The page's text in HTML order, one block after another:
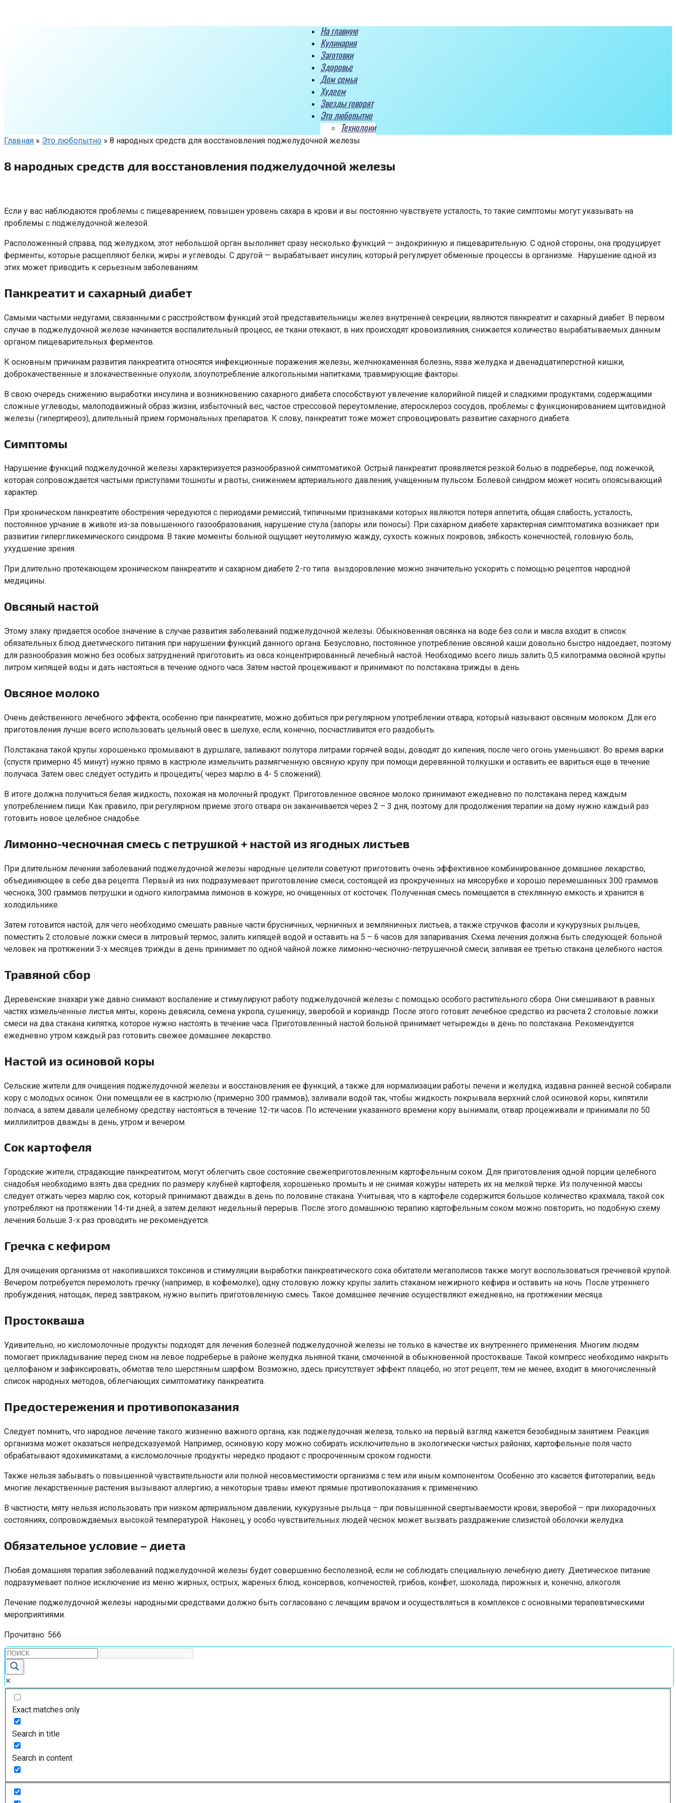
На главную
Кулинария
Заготовки
Здоровье
Дом семья
Худеем
Звезды говорят
Это любопытно
Технолоии
Главная » Это любопытно » 8 народных средств для восстановления поджелудочной железы
8 народных средств для восстановления поджелудочной железы
Если у вас наблюдаются проблемы с пищеварением, повышен уровень сахара в крови и вы постоянно чувствуете усталость, то такие симптомы могут указывать на
проблемы с поджелудочной железой.
Расположенный справа, под желудком, этот небольшой орган выполняет сразу несколько функций — эндокринную и пищеварительную. С одной стороны, она продуцирует
ферменты, которые расщепляют белки, жиры и углеводы. С другой — вырабатывает инсулин, который регулирует обменные процессы в организме. Нарушение одной из
этих может приводить к серьезным заболеваниям.
Панкреатит и сахарный диабет
Самыми частыми недугами, связанными с расстройством функций этой представительницы желез внутренней секреции, являются панкреатит и сахарный диабет. В первом
случае в поджелудочной железе начинается воспалительный процесс, ее ткани отекают, в них происходят кровоизлияния, снижается количество вырабатываемых данным
органом пищеварительных ферментов.
К основным причинам развития панкреатита относятся инфекционные поражения железы, желчнокаменная болезнь, язва желудка и двенадцатиперстной кишки,
доброкачественные и злокачественные опухоли, злоупотребление алкогольными напитками, травмирующие факторы.
В свою очередь снижению выработки инсулина и возникновению сахарного диабета способствуют увлечение калорийной пищей и сладкими продуктами, содержащими
сложные углеводы, малоподвижный образ жизни, избыточный вес, частое стрессовой переутомление, атеросклероз сосудов, проблемы с функционированием щитовидной
железы (гипертиреоз), длительный прием гормональных препаратов. К слову, панкреатит тоже может спровоцировать развитие сахарного диабета.
Симптомы
Нарушение функций поджелудочной железы характеризуется разнообразной симптоматикой. Острый панкреатит проявляется резкой болью в подреберье, под ложечкой,
которая сопровождается частыми приступами тошноты и рвоты, снижением артериального давления, учащенным пульсом. Болевой синдром может носить опоясывающий
характер.
При хроническом панкреатите обострения чередуются с периодами ремиссий, типичными признаками которых являются потеря аппетита, общая слабость, усталость,
постоянное урчание в животе из-за повышенного газообразования, нарушение стула (запоры или поносы). При сахарном диабете характерная симптоматика возникает при
развитии гипергликемического синдрома. В такие моменты больной ощущает неутолимую жажду, сухость кожных покровов, зябкость конечностей, головную боль,
ухудшение зрения.
При длительно протекающем хроническом панкреатите и сахарном диабете 2-го типа выздоровление можно значительно ускорить с помощью рецептов народной
медицины.
Овсяный настой
Этому злаку придается особое значение в случае развития заболеваний поджелудочной железы. Обыкновенная овсянка на воде без соли и масла входит в список
обязательных блюд диетического питания при нарушении функций данного органа. Безусловно, постоянное употребление овсяной каши довольно быстро надоедает, поэтому
для разнообразия можно без особых затруднений приготовить из овса концентрированный лечебный настой. Необходимо всего лишь залить 0,5 килограмма овсяной крупы
литром кипящей воды и дать настояться в течение одного часа. Затем настой процеживают и принимают по полстакана трижды в день.
Овсяное молоко
Очень действенного лечебного эффекта, особенно при панкреатите, можно добиться при регулярном употреблении отвара, который называют овсяным молоком. Для его
приготовления лучше всего использовать цельный овес в шелухе, если, конечно, посчастливится его раздобыть.
Полстакана такой крупы хорошенько промывают в дуршлаге, заливают полутора литрами горячей воды, доводят до кипения, после чего огонь уменьшают. Во время варки
(спустя примерно 45 минут) нужно прямо в кастрюле измельчить размягченную овсяную крупу при помощи деревянной толкушки и оставить ее вариться еще в течение
получаса. Затем овес следует остудить и процедить( через марлю в 4- 5 сложений).
В итоге должна получиться белая жидкость, похожая на молочный продукт. Приготовленное овсяное молоко принимают ежедневно по полстакана перед каждым
употреблением пищи. Как правило, при регулярном приеме этого отвара он заканчивается через 2 – 3 дня, поэтому для продолжения терапии на дому нужно каждый раз
готовить новое целебное снадобье.
Лимонно-чесночная смесь с петрушкой + настой из ягодных листьев
При длительном лечении заболеваний поджелудочной железы народные целители советуют приготовить очень эффективное комбинированное домашнее лекарство,
объединяющее в себе два рецепта. Первый из них подразумевает приготовление смеси, состоящей из прокрученных на мясорубке и хорошо перемешанных 300 граммов
чеснока, 300 граммов петрушки и одного килограмма лимонов в кожуре, но очищенных от косточек. Полученная смесь помещается в стеклянную емкость и хранится в
холодильнике.
Затем готовится настой, для чего необходимо смешать равные части брусничных, черничных и земляничных листьев, а также стручков фасоли и кукурузных рыльцев,
поместить 2 столовые ложки смеси в литровый термос, залить кипящей водой и оставить на 5 – 6 часов для запаривания. Схема лечения должна быть следующей: больной
человек на протяжении 3-х месяцев трижды в день принимает по одной чайной ложке лимонно-чесночно-петрушечной смеси, запивая ее третью стакана целебного настоя.
Травяной сбор
Деревенские знахари уже давно снимают воспаление и стимулируют работу поджелудочной железы с помощью особого растительного сбора. Они смешивают в равных
частях измельченные листья мяты, корень девясила, семена укропа, сушеницу, зверобой и кориандр. После этого готовят лечебное средство из расчета 2 столовые ложки
смеси на два стакана кипятка, которое нужно настоять в течение часа. Приготовленный настой больной принимает четырежды в день по полстакана. Рекомендуется
ежедневно утром каждый раз готовить свежее домашнее лекарство.
Настой из осиновой коры
Сельские жители для очищения поджелудочной железы и восстановления ее функций, а также для нормализации работы печени и желудка, издавна ранней весной собирали
кору с молодых осинок. Они помещали ее в кастрюлю (примерно 300 граммов), заливали водой так, чтобы жидкость покрывала верхний слой осиновой коры, кипятили
полчаса, а затем давали целебному средству настояться в течение 12-ти часов. По истечении указанного времени кору вынимали, отвар процеживали и принимали по 50
миллилитров дважды в день, утром и вечером.
Сок картофеля
Городские жители, страдающие панкреатитом, могут облегчить свое состояние свежеприготовленным картофельным соком. Для приготовления одной порции целебного
снадобья необходимо взять два средних по размеру клубней картофеля, хорошенько промыть и не снимая кожуры натереть их на мелкой терке. Из полученной массы
следует отжать через марлю сок, который принимают дважды в день по половине стакана. Учитывая, что в картофеле содержится большое количество крахмала, такой сок
употребляют на протяжении 14-ти дней, а затем делают недельный перерыв. После этого домашнюю терапию картофельным соком можно повторить, но подобную схему
лечения больше 3-х раз проводить не рекомендуется.
Гречка с кефиром
Для очищения организма от накопившихся токсинов и стимуляции выработки панкреатического сока обитатели мегаполисов также могут воспользоваться гречневой крупой.
Вечером потребуется перемолоть гречку (например, в кофемолке), одну столовую ложку крупы залить стаканом нежирного кефира и оставить на ночь. После утреннего
пробуждения, натощак, перед завтраком, нужно выпить приготовленную смесь. Такое домашнее лечение осуществляют ежедневно, на протяжении месяца.
Простокваша
Удивительно, но кисломолочные продукты подходят для лечения болезней поджелудочной железы не только в качестве их внутреннего применения. Многим людям
помогает прикладывание перед сном на левое подреберье в районе желудка льняной ткани, смоченной в обыкновенной простокваше. Такой компресс необходимо накрыть
целлофаном и зафиксировать, обмотав тело шерстяным шарфом. Возможно, здесь присутствует эффект плацебо, но этот рецепт, тем не менее, входит в многочисленный
список народных методов, облегчающих симптоматику панкреатита.
Предостережения и противопоказания
Следует помнить, что народное лечение такого жизненно важного органа, как поджелудочная железа, только на первый взгляд кажется безобидным занятием. Реакция
организма может оказаться непредсказуемой. Например, осиновую кору можно собирать исключительно в экологически чистых районах, картофельные поля часто
обрабатывают ядохимикатами, а кисломолочные продукты нередко продают с просроченным сроком годности.
Также нельзя забывать о повышенной чувствительности или полной несовместимости организма с тем или иным компонентом. Особенно это касается фитотерапии, ведь
многие лекарственные растения вызывают аллергию, а некоторые травы имеют прямые противопоказания к применению.
В частности, мяту нельзя использовать при низком артериальном давлении, кукурузные рыльца – при повышенной свертываемости крови, зверобой – при лихорадочных
состояниях, сопровождаемых высокой температурой. Наконец, у особо чувствительных людей чеснок может вызвать раздражение слизистой оболочки желудка.
Обязательное условие – диета
Любая домашняя терапия заболеваний поджелудочной железы будет совершенно бесполезной, если не соблюдать специальную лечебную диету. Диетическое питание
подразумевает полное исключение из меню жирных, острых, жареных блюд, консервов, копченостей, грибов, конфет, шоколада, пирожных и, конечно, алкоголя.
Лечение поджелудочной железы народными средствами должно быть согласовано с лечащим врачом и осуществляться в комплексе с основными терапевтическими
мероприятиями.
Прочитано: 566
Exact matches only
Search in title
Search in content